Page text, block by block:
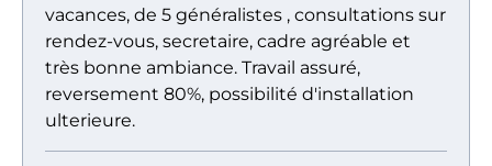
vacances, de 5 généralistes , consultations sur
rendez-vous, secretaire, cadre agréable et
très bonne ambiance. Travail assuré,
reversement 80%, possibilité d'installation
ulterieure.